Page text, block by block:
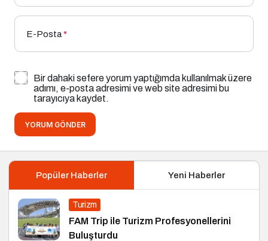
E-Posta*
Bir dahaki sefere yorum yaptığımda kullanılmak üzere
adımı, e-posta adresimi ve web site adresimi bu
tarayıcıya kaydet.
YORUM GÖNDER
Popüler Haberler Yeni Haberler
Turizm
FAM Trip ile Turizm Profesyonellerini
Buluşturdu